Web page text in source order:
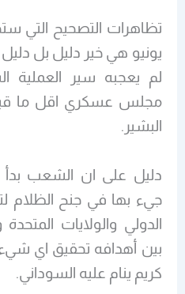
يونيو هي خير دليل بل
لم يعجبه سير العملية
مجلس عسكري اقل ما قيل
البشير.
دليل على ان الشعب بدأ
جيء بها في جنح الظلام
الدولي والولايات
بين أهدافه تحقيق اي
كريم ينام عليه السوداني.